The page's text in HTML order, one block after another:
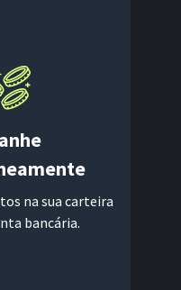
na sua carteira
bancária.